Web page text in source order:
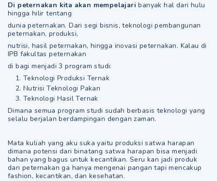
Di peternakan kita akan mempelajari banyak hal dari hulu
hingga hilir tentang
dunia peternakan. Dari segi bisnis, teknologi pembangunan
peternakan, produksi,
nutrisi, hasil peternakan, hingga inovasi peternakan. Kalau di
IPB fakultas peternakan
di bagi menjadi 3 program studi:
Teknologi Produksi Ternak
Nutrisi Teknologi Pakan
Teknologi Hasil Ternak
Dimana semua program studi sudah berbasis teknologi yang
selalu berjalan berdampingan dengan zaman.
Mata kuliah yang aku suka yaitu produksi satwa harapan
dimana potensi dari binatang satwa harapan bisa menjadi
bahan yang bagus untuk kecantikan. Seru kan jadi produk
dari peternakan ga hanya mengenai pangan tapi mencakup
fashion, kecantikan, dan kesehatan.